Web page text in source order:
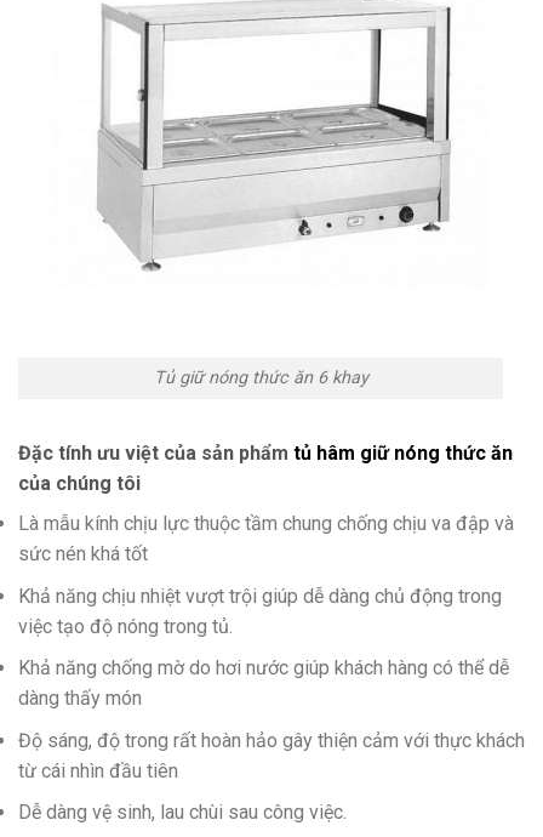
Tủ giữ nóng thức ăn 6 khay
Đặc tính ưu việt của sản phẩm tủ hâm giữ nóng thức ăn
của chúng tôi
Là mẫu kính chịu lực thuộc tầm chung chống chịu va đập và
sức nén khá tốt
Khả năng chịu nhiệt vượt trội giúp dễ dàng chủ động trong
việc tạo độ nóng trong tủ.
Khả năng chống mờ do hơi nước giúp khách hàng có thể dễ
dàng thấy món
Độ sáng, độ trong rất hoàn hảo gây thiện cảm với thực khách
từ cái nhìn đầu tiên
Dễ dàng vệ sinh, lau chùi sau công việc.